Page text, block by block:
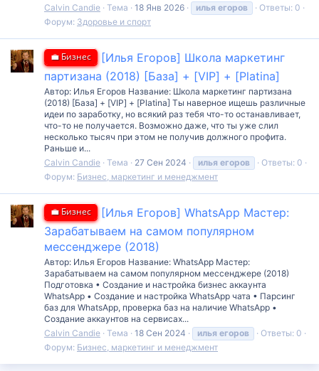
Calvin Candie Тема 18 Янв 2026 илья егоров
Ответы: 0
Форум: Здоровье и спорт
💼 Бизнес
[Илья Егоров] Школа маркетинг
партизана (2018) [База] + [VIP] + [Platina]
Автор: Илья Егоров Название: Школа маркетинг партизана
(2018) [База] + [VIP] + [Platina] Ты наверное ищешь различные
идеи по заработку, но всякий раз тебя что-то останавливает,
что-то не получается. Возможно даже, что ты уже слил
несколько тысяч при этом не получив должного профита.
Раньше и...
Calvin Candie Тема 27 Сен 2024 илья егоров
Ответы: 0
Форум: Бизнес, маркетинг и менеджмент
💼 Бизнес
[Илья Егоров] WhatsApp Мастер:
Зарабатываем на самом популярном
мессенджере (2018)
Автор: Илья Егоров Название: WhatsApp Мастер:
Зарабатываем на самом популярном мессенджере (2018)
Подготовка • Создание и настройка бизнес аккаунта
WhatsApp • Создание и настройка WhatsApp чата • Парсинг
баз для WhatsApp, проверка баз на наличие WhatsApp •
Создание аккаунтов на сервисах...
Calvin Candie Тема 18 Сен 2024 илья егоров
Ответы: 0
Форум: Бизнес, маркетинг и менеджмент